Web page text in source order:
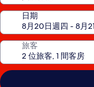
日期
旅客